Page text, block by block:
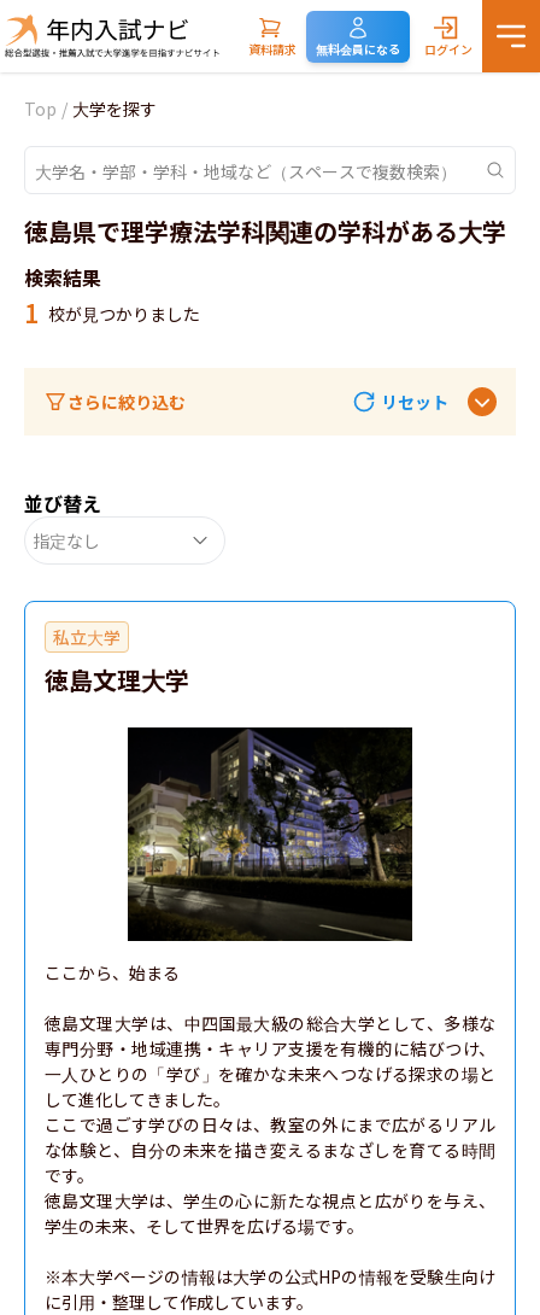
資料請求 無料会員になる ログイン
Top / 大学を探す
徳島県で理学療法学科関連の学科がある大学
検索結果
1 校が見つかりました
さらに絞り込む リセット
並び替え
指定なし
私立大学
徳島文理大学
ここから、始まる
徳島文理大学は、中四国最大級の総合大学として、多様な
専門分野・地域連携・キャリア支援を有機的に結びつけ、
一人ひとりの「学び」を確かな未来へつなげる探求の場と
して進化してきました。
ここで過ごす学びの日々は、教室の外にまで広がるリアル
な体験と、自分の未来を描き変えるまなざしを育てる時間
です。
徳島文理大学は、学生の心に新たな視点と広がりを与え、
学生の未来、そして世界を広げる場です。
※本大学ページの情報は大学の公式HPの情報を受験生向け
に引用・整理して作成しています。